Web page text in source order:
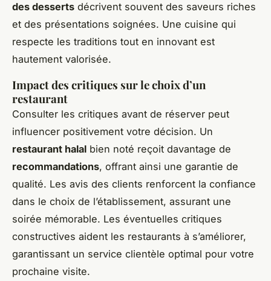
des desserts décrivent souvent des saveurs riches
et des présentations soignées. Une cuisine qui
respecte les traditions tout en innovant est
hautement valorisée.
Impact des critiques sur le choix d’un
restaurant
Consulter les critiques avant de réserver peut
influencer positivement votre décision. Un
restaurant halal bien noté reçoit davantage de
recommandations, offrant ainsi une garantie de
qualité. Les avis des clients renforcent la confiance
dans le choix de l’établissement, assurant une
soirée mémorable. Les éventuelles critiques
constructives aident les restaurants à s’améliorer,
garantissant un service clientèle optimal pour votre
prochaine visite.